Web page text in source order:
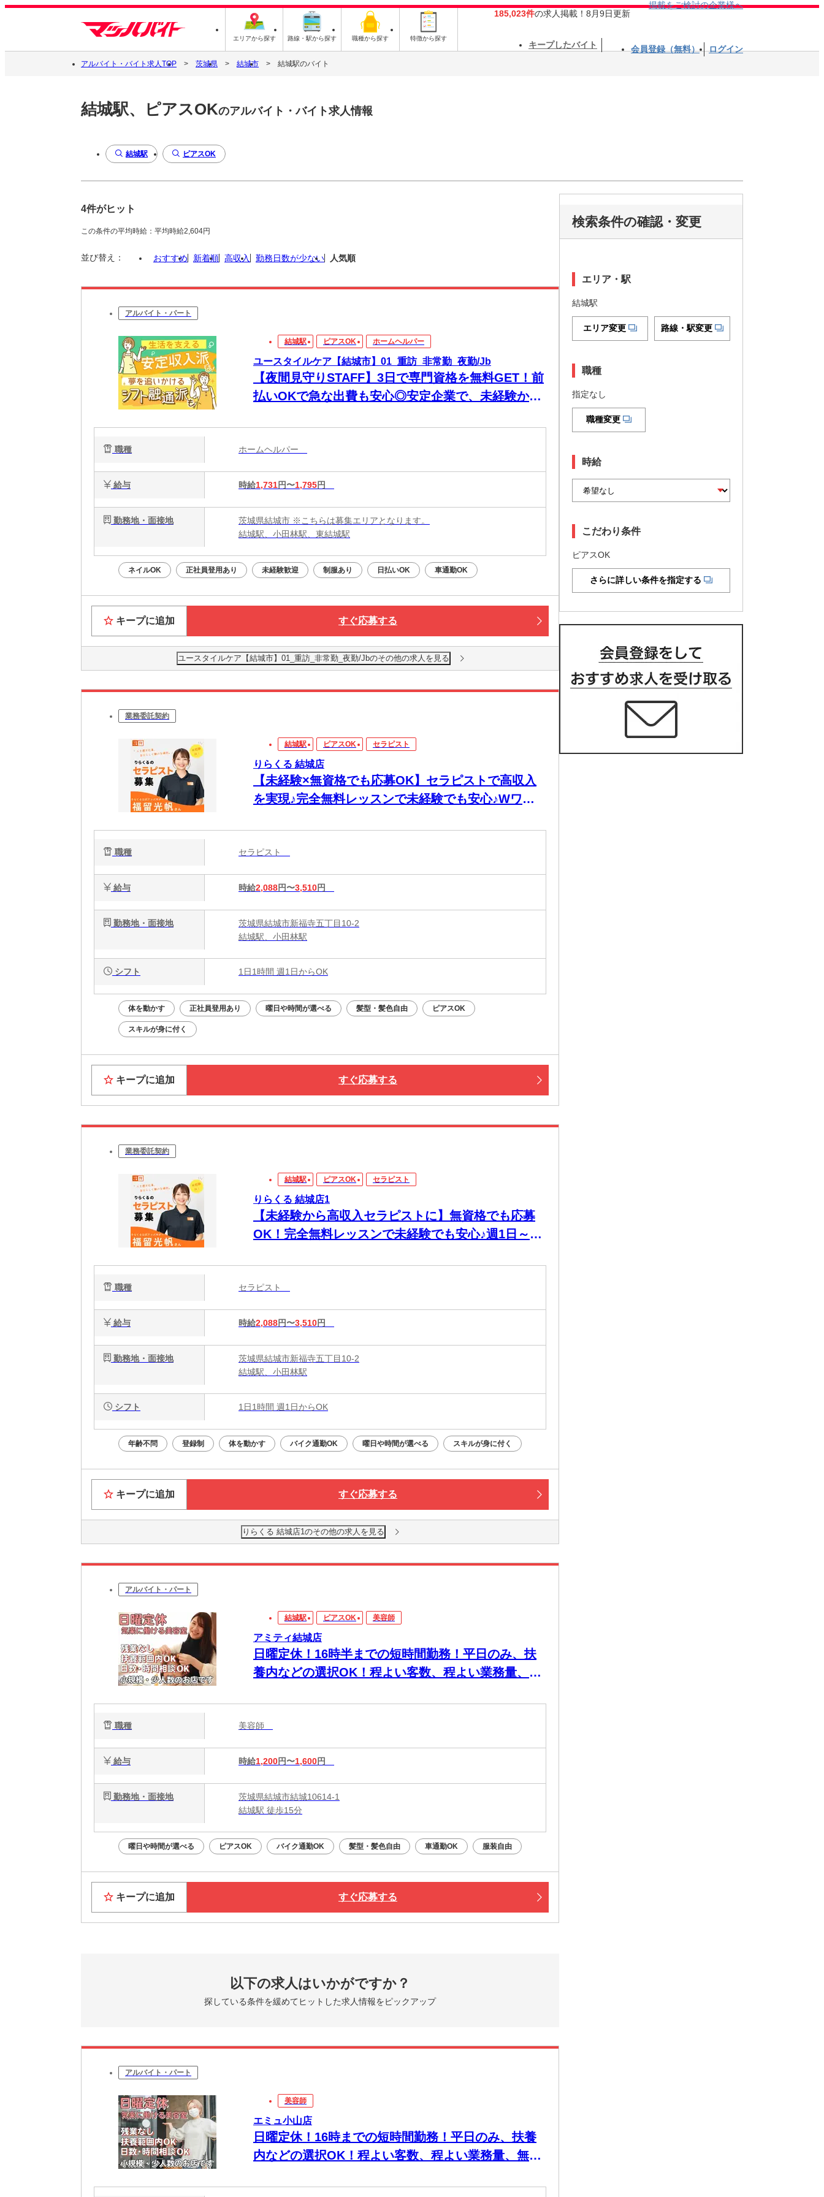
エリアから探す 路線・駅から探す 職種から探す 特徴から探す
185,023件の求人掲載！8月9日更新
掲載をご検討の企業様へ
キープしたバイト 会員登録（無料） ログイン
アルバイト・バイト求人TOP 茨城県 結城市 結城駅のバイト
結城駅、ピアスOKのアルバイト・バイト求人情報
結城駅 ピアスOK
4件がヒット
この条件の平均時給：平均時給2,604円
並び替え： おすすめ 新着順 高収入 勤務日数が少ない 人気順
アルバイト・パート
結城駅 ピアスOK ホームヘルパー
ユースタイルケア【結城市】01_重訪_非常勤_夜勤/Jb
【夜間見守りSTAFF】3日で専門資格を無料GET！前
払いOKで急な出費も安心◎安定企業で、未経験から
職種 ホームヘルパー
給与 時給1,731円〜1,795円
勤務地・面接地
茨城県結城市 ※こちらは募集エリアとなります。
結城駅、小田林駅、東結城駅
ネイルOK 正社員登用あり 未経験歓迎 制服あり 日払いOK 車通勤OK
キープに追加 すぐ応募する
ユースタイルケア【結城市】01_重訪_非常勤_夜勤/Jbのその他の求人を見る
業務委託契約
結城駅 ピアスOK セラピスト
りらくる 結城店
【未経験×無資格でも応募OK】セラピストで高収入
を実現♪完全無料レッスンで未経験でも安心♪Wワー
職種 セラピスト
給与 時給2,088円〜3,510円
勤務地・面接地
茨城県結城市新福寺五丁目10-2
結城駅、小田林駅
シフト 1日1時間 週1日からOK
体を動かす 正社員登用あり 曜日や時間が選べる 髪型・髪色自由 ピアスOK
スキルが身に付く
キープに追加 すぐ応募する
業務委託契約
結城駅 ピアスOK セラピスト
りらくる 結城店1
【未経験から高収入セラピストに】無資格でも応募
OK！完全無料レッスンで未経験でも安心♪週1日～1
職種 セラピスト
給与 時給2,088円〜3,510円
勤務地・面接地
茨城県結城市新福寺五丁目10-2
結城駅、小田林駅
シフト 1日1時間 週1日からOK
年齢不問 登録制 体を動かす バイク通勤OK 曜日や時間が選べる スキルが身に付く
キープに追加 すぐ応募する
りらくる 結城店1のその他の求人を見る
アルバイト・パート
結城駅 ピアスOK 美容師
アミティ結城店
日曜定休！16時半までの短時間勤務！平日のみ、扶
養内などの選択OK！程よい客数、程よい業務量、無
職種 美容師
給与 時給1,200円〜1,600円
勤務地・面接地
茨城県結城市結城10614-1
結城駅 徒歩15分
曜日や時間が選べる ピアスOK バイク通勤OK 髪型・髪色自由 車通勤OK 服装自由
キープに追加 すぐ応募する
以下の求人はいかがですか？
探している条件を緩めてヒットした求人情報をピックアップ
アルバイト・パート
美容師
エミュ小山店
日曜定休！16時までの短時間勤務！平日のみ、扶養
内などの選択OK！程よい客数、程よい業務量、無理
検索条件の確認・変更
エリア・駅
結城駅
エリア変更 路線・駅変更
職種
指定なし
職種変更
時給
こだわり条件
ピアスOK
さらに詳しい条件を指定する